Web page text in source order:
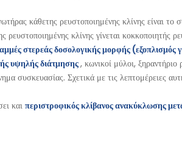
κάθετης ρευστοποιημένης κλίνης είναι
κλίνης γίνεται κοκκοποιητής
στερεάς δοσολογικής μορφής (εξοπλισμός
υψηλής διάτμησης, κωνικοί μύλοι, ξηραντήριο
συσκευασίας. Σχετικά με τις λεπτομέρειες
και περιστροφικός κλίβανος ανακύκλωσης